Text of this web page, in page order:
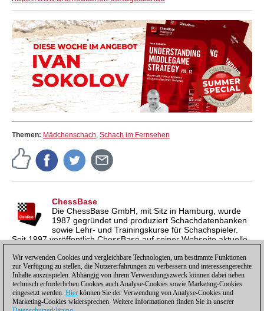
Themen: Mädchenschach, Schach im Fernsehen
ChessBase
Die ChessBase GmbH, mit Sitz in Hamburg, wurde
1987 gegründet und produziert Schachdatenbanken
sowie Lehr- und Trainingskurse für Schachspieler.
Seit 1997 veröffentlich ChessBase auf seiner Webseite aktuelle
inzwischen in vier Sprachen und gilt weltweit als wichtigste
Schachnachrichtenseite.
Wir verwenden Cookies und vergleichbare Technologien, um bestimmte Funktionen
zur Verfügung zu stellen, die Nutzererfahrungen zu verbessern und interessengerechte
Inhalte auszuspielen. Abhängig von ihrem Verwendungszweck können dabei neben
technisch erforderlichen Cookies auch Analyse-Cookies sowie Marketing-Cookies
eingesetzt werden. Hier können Sie der Verwendung von Analyse-Cookies und
Marketing-Cookies widersprechen. Weitere Informationen finden Sie in unserer